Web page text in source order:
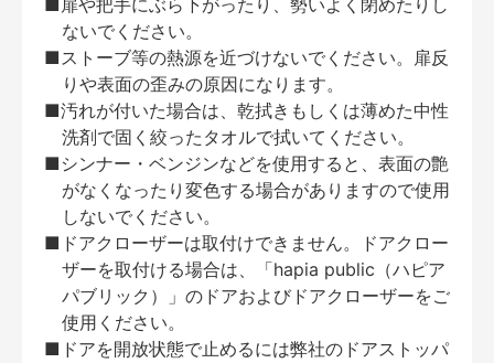
■扉や把手にぶら下がったり、勢いよく閉めたりし
ないでください。
■ストーブ等の熱源を近づけないでください。扉反
りや表面の歪みの原因になります。
■汚れが付いた場合は、乾拭きもしくは薄めた中性
洗剤で固く絞ったタオルで拭いてください。
■シンナー・ベンジンなどを使用すると、表面の艶
がなくなったり変色する場合がありますので使用
しないでください。
■ドアクローザーは取付けできません。ドアクロー
ザーを取付ける場合は、「hapia public（ハピア
パブリック）」のドアおよびドアクローザーをご
使用ください。
■ドアを開放状態で止めるには弊社のドアストッパ